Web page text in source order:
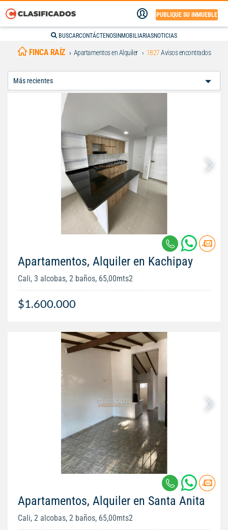
PUBLIQUE SU INMUEBLE
BUSCARCONTÁCTENOS INMOBILIARIASNOTICIAS
FINCA RAÍZ Apartamentos en Alquiler 1827Avisos encontrados
Apartamentos, Alquiler en Kachipay
Cali, 3 alcobas, 2 baños, 65,00mts2
$1.600.000
Apartamentos, Alquiler en Santa Anita
Cali, 2 alcobas, 2 baños, 65,00mts2